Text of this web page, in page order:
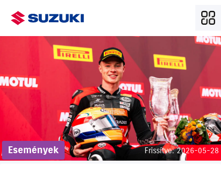
Események Frissítve: 2026-05-28